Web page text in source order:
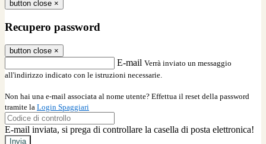
button close ×
Recupero password
button close ×
E-mail Verrà inviato un messaggio
all'indirizzo indicato con le istruzioni necessarie.
Non hai una e-mail associata al nome utente? Effettua il reset della password
tramite la Login Spaggiari
E-mail inviata, si prega di controllare la casella di posta elettronica!